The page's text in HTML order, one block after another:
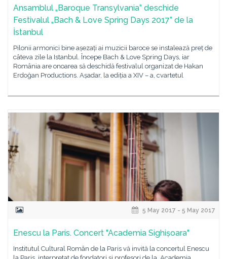
Ansamblul „Baroque Transylvania” deschide
Festivalul „Bach & Love Spring Days 2017” de la
İstanbul
Pilonii armonici bine așezați ai muzicii baroce se instalează preț de
câteva zile la Istanbul. Începe Bach & Love Spring Days, iar
România are onoarea să deschidă festivalul organizat de Hakan
Erdoğan Productions. Așadar, la ediția a XIV – a, cvartetul
5 May 2017 - 5 May 2017
Enescu la Paris. Concert "Academia Sighișoara"
Institutul Cultural Român de la Paris vă invită la concertul Enescu